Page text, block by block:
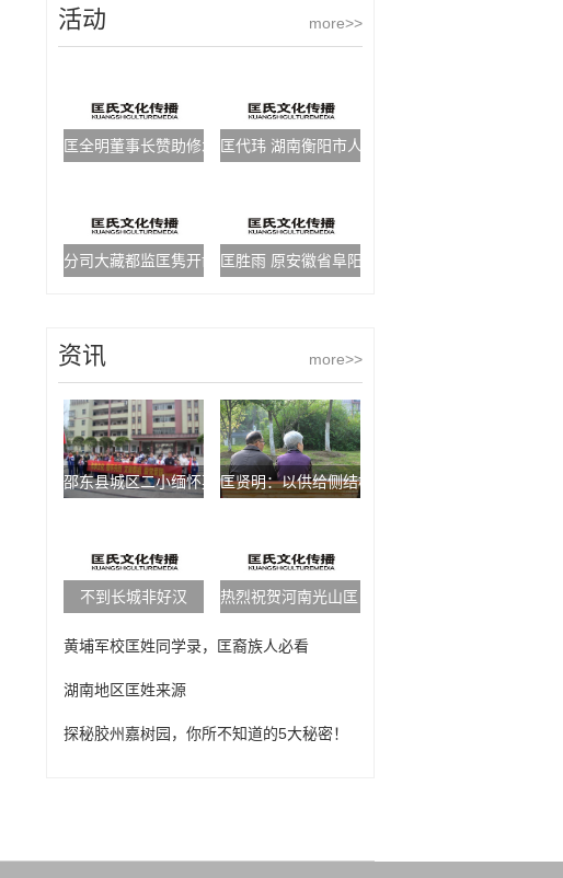
more>>
活动
匡全明董事长赞助修水匡氏宗祠配套建设工程一万元
匡代玮 湖南衡阳市人大常委会办公室主任
分司大藏都监匡隽开凿《祖堂集》匡胜雨 原安徽省阜阳军分区司令员
more>>
资讯
邵东县城区二小缅怀英雄先烈匡互生，感恩幸福生活
匡贤明：以供给侧结构性改革的办法稳需求
不到长城非好汉 热烈祝贺河南光山匡氏宗谱隆重发行
黄埔军校匡姓同学录，匡裔族人必看
湖南地区匡姓来源
探秘胶州嘉树园，你所不知道的5大秘密！